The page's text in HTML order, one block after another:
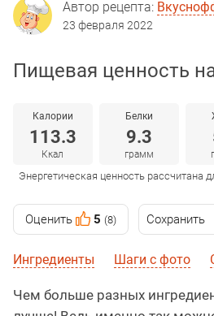
Автор рецепта:
23 февраля 2022
Пищевая ценность
Калории
113.3
Ккал
Белки
9.3
грамм
Энергетическая ценность рассчитана
Оценить 5 (8) Сохранить
Ингредиенты Шаги с фото
Чем больше разных